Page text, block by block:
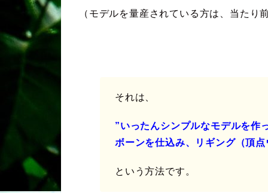
（モデルを量産されている方は、当たり
それは、
”いったんシンプルなモデルを作
ボーンを仕込み、リギング（頂
という方法です。